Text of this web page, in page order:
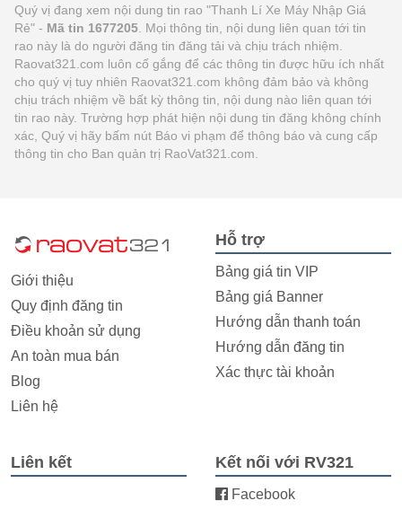
Quý vị đang xem nội dung tin rao "Thanh Lí Xe Máy Nhập Giá
Rẻ" - Mã tin 1677205 . Mọi thông tin, nội dung liên quan tới tin
rao này là do người đăng tin đăng tải và chịu trách nhiệm.
Raovat321.com luôn cố gắng để các thông tin được hữu ích nhất
cho quý vị tuy nhiên Raovat321.com không đảm bảo và không
chịu trách nhiệm về bất kỳ thông tin, nội dung nào liên quan tới
tin rao này. Trường hợp phát hiện nội dung tin đăng không chính
xác, Quý vị hãy bấm nút Báo vi phạm để thông báo và cung cấp
thông tin cho Ban quản trị RaoVat321.com.
Giới thiệu
Quy định đăng tin
Điều khoản sử dụng
An toàn mua bán
Blog
Liên hệ
Hỗ trợ
Bảng giá tin VIP
Bảng giá Banner
Hướng dẫn thanh toán
Hướng dẫn đăng tin
Xác thực tài khoản
Liên kết Kết nối với RV321
Facebook